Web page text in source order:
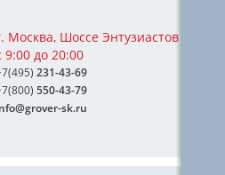
Москва, Шоссе Энтузиастов 76А,
9:00 до 20:00
231-43-69
550-43-79
sk.ru